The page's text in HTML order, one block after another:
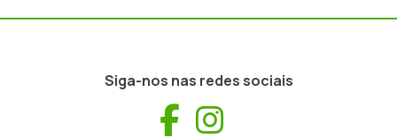
Siga-nos nas redes sociais
Facebook